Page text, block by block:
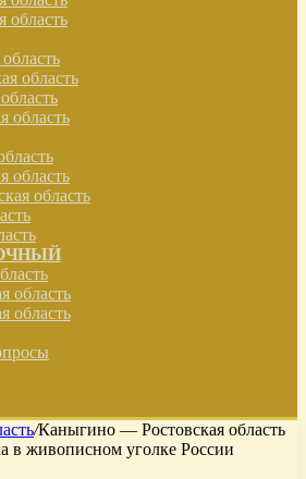
область
область
область
область
область
область
область
/Каныгино — Ростовская область
в живописном уголке России